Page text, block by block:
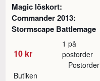
Magic löskort:
Commander 2013:
Stormscape Battlemage
10 kr
1 på
postorder
Butiken
Postorder